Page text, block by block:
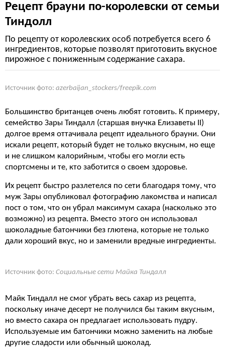
Рецепт брауни по-королевски от семьи
Тиндолл
По рецепту от королевских особ потребуется всего 6
ингредиентов, которые позволят приготовить вкусное
пирожное с пониженным содержание сахара.
Источник фото: azerbaijan_stockers/freepik.com
Большинство британцев очень любят готовить. К примеру,
семейство Зары Тиндалл (старшая внучка Елизаветы II)
долгое время оттачивала рецепт идеального брауни. Они
искали рецепт, который будет не только вкусным, но еще
и не слишком калорийным, чтобы его могли есть
спортсмены и те, кто заботится о своем здоровье.
Их рецепт быстро разлетелся по сети благодаря тому, что
муж Зары опубликовал фотографию лакомства и написал
пост о том, что он убрал максимум сахара (насколько это
возможно) из рецепта. Вместо этого он использовал
шоколадные батончики без глютена, которые не только
дали хороший вкус, но и заменили вредные ингредиенты.
Источник фото: Социальные сети Майка Тиндалл
Майк Тиндалл не смог убрать весь сахар из рецепта,
поскольку иначе десерт не получился бы таким вкусным,
но вместо сахара он предлагает использовать пудру.
Используемые им батончики можно заменить на любые
другие сладости или обычный шоколад.